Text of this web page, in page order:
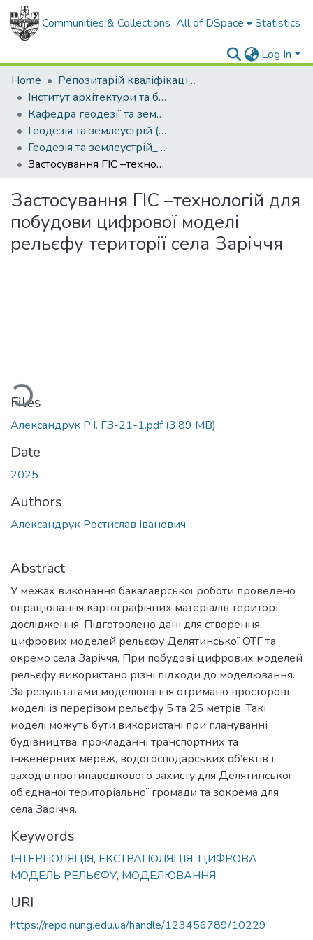
Communities & Collections All of DSpace Statistics
Log In
Home
Репозитарій кваліфікаційних робіт здобувачів вищої освіти
Інститут архітектури та будівництва "ІФНТУНГ-ДонНАБА"
Кафедра геодезії та землеустрою
Геодезія та землеустрій (рівень БАКАЛАВР)
Геодезія та землеустрій_2025
Застосування ГІС –технологій для побудови цифрової моделі рельєфу території села Заріччя
Застосування ГІС –технологій для
побудови цифрової моделі
рельєфу території села Заріччя
Files
Александрук Р.І. ГЗ-21-1.pdf(3.89 MB)
Date
2025
Authors
Александрук Ростислав Іванович
Abstract
У межах виконання бакалаврської роботи проведено
опрацювання картографічних матеріалів території
дослідження. Підготовлено дані для створення
цифрових моделей рельєфу Делятинської ОТГ та
окремо села Заріччя. При побудові цифрових моделей
рельєфу використано різні підходи до моделювання.
За результатами моделювання отримано просторові
моделі із перерізом рельєфу 5 та 25 метрів. Такі
моделі можуть бути використані при плануванні
будівництва, прокладанні транспортних та
інженерних мереж, водогосподарських об’єктів і
заходів протипаводкового захисту для Делятинської
об’єднаної територіальної громади та зокрема для
села Заріччя.
Keywords
ІНТЕРПОЛЯЦІЯ, ЕКСТРАПОЛЯЦІЯ, ЦИФРОВА
МОДЕЛЬ РЕЛЬЄФУ, МОДЕЛЮВАННЯ
URI
https://repo.nung.edu.ua/handle/123456789/10229